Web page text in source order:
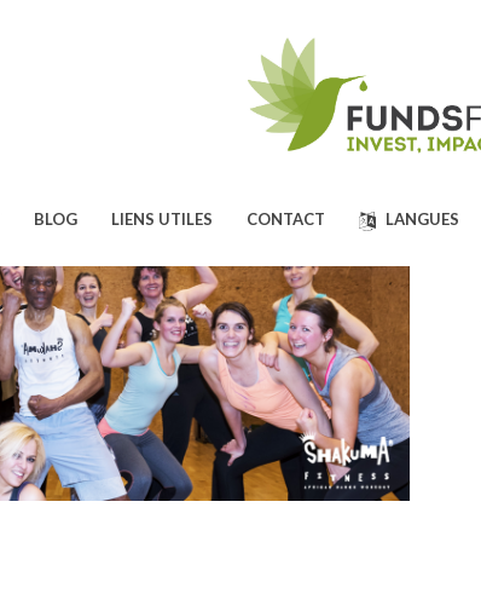
BLOG LIENS UTILES CONTACT LANGUES